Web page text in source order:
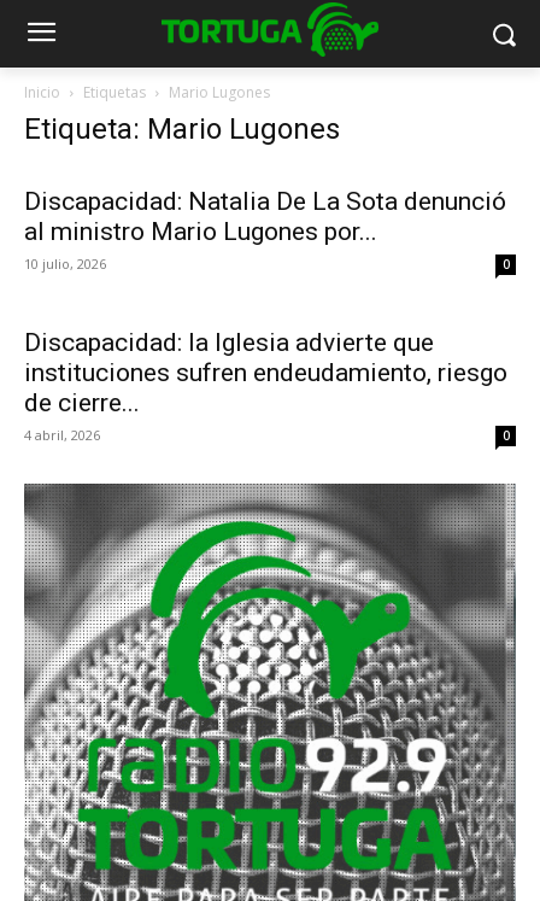
Inicio Etiquetas Mario Lugones
Etiqueta: Mario Lugones
Discapacidad: Natalia De La Sota denunció
al ministro Mario Lugones por...
10 julio, 2026 0
Discapacidad: la Iglesia advierte que
instituciones sufren endeudamiento, riesgo
de cierre...
4 abril, 2026 0